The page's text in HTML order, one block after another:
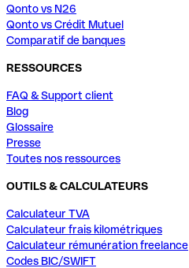
Qonto vs N26
Qonto vs Crédit Mutuel
Comparatif de banques
RESSOURCES
FAQ & Support client
Blog
Glossaire
Presse
Toutes nos ressources
OUTILS & CALCULATEURS
Calculateur TVA
Calculateur frais kilométriques
Calculateur rémunération freelance
Codes BIC/SWIFT